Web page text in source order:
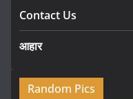
Contact Us
आहार
Random Pics